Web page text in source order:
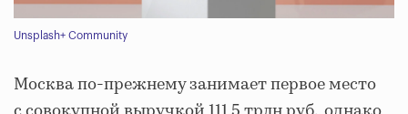
Unsplash+ Community
Москва по-прежнему занимает первое место